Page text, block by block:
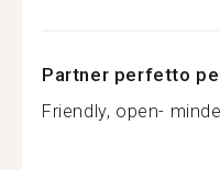
Partner perfetto
Friendly, open-